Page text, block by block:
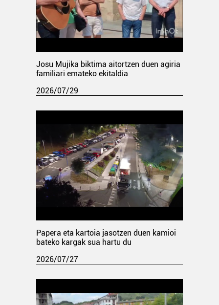
Josu Mujika biktima aitortzen duen agiria
familiari emateko ekitaldia
2026/07/29
Papera eta kartoia jasotzen duen kamioi
bateko kargak sua hartu du
2026/07/27